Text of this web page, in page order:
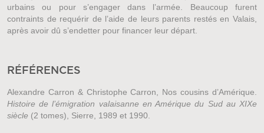
urbains ou pour s’engager dans l’armée. Beaucoup furent
contraints de requérir de l’aide de leurs parents restés en Valais,
après avoir dû s’endetter pour financer leur départ.
RÉFÉRENCES
Alexandre Carron & Christophe Carron, Nos cousins d’Amérique.
Histoire de l’émigration valaisanne en Amérique du Sud au XIXe
siècle (2 tomes), Sierre, 1989 et 1990.